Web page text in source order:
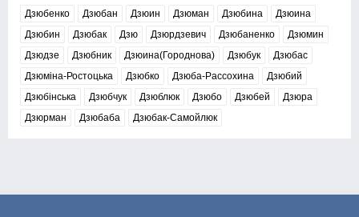
Дзюбенко Дзюбан Дзюин Дзюман Дзюбина
Дзюина
Дзюбин
Дзюбак Дзю Дзюрдзевич Дзюбаненко
Дзюмин
Дзюдзе
Дзюбник Дзюина(Городнова) Дзюбук
Дзюбас
Дзюміна-Ростоцька
Дзюбко Дзюба-Рассохина
Дзюбий
Дзюбінська
Дзюбчук Дзюблюк Дзюбо Дзюбей
Дзюра
Дзюрман
Дзюбаба Дзюбак-Самойлюк